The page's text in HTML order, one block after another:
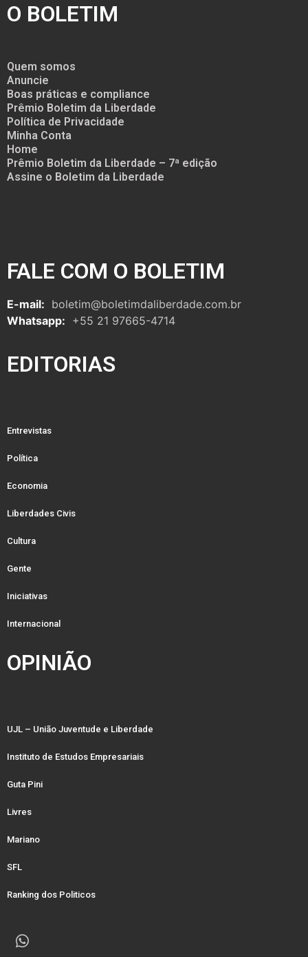
O BOLETIM
Quem somos
Anuncie
Boas práticas e compliance
Prêmio Boletim da Liberdade
Política de Privacidade
Minha Conta
Home
Prêmio Boletim da Liberdade – 7ª edição
Assine o Boletim da Liberdade
FALE COM O BOLETIM
E-mail: boletim@boletimdaliberdade.com.br
Whatsapp: +55 21 97665-4714
EDITORIAS
Entrevistas
Política
Economia
Liberdades Civis
Cultura
Gente
Iniciativas
Internacional
OPINIÃO
UJL – União Juventude e Liberdade
Instituto de Estudos Empresariais
Guta Pini
Livres
Mariano
SFL
Ranking dos Politicos